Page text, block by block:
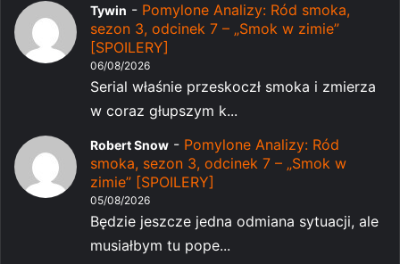
Tywin - Pomylone Analizy: Ród smoka,
sezon 3, odcinek 7 – „Smok w zimie”
[SPOILERY]
06/08/2026
Serial właśnie przeskoczł smoka i zmierza
w coraz głupszym k...
Robert Snow - Pomylone Analizy: Ród
smoka, sezon 3, odcinek 7 – „Smok w
zimie” [SPOILERY]
05/08/2026
Będzie jeszcze jedna odmiana sytuacji, ale
musiałbym tu pope...